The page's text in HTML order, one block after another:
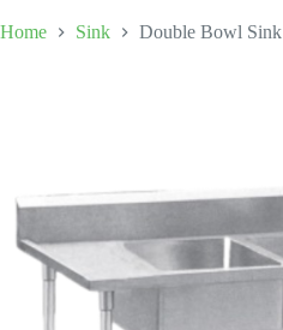
Home Sink Double Bowl Sink